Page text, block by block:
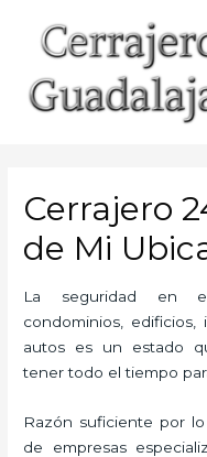
contenido
Cerrajero
de Mi
La seguridad en el
condominios,
autos es un estado
tener todo el tiempo
Razón suficiente por
de empresas